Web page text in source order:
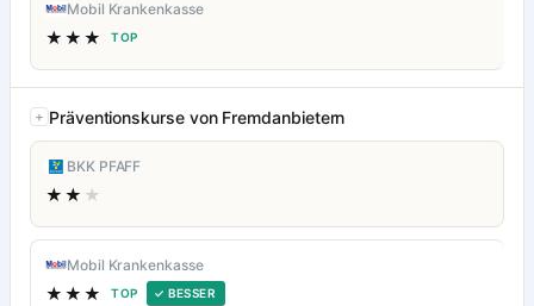
Mobil Krankenkasse
★★★ TOP
Präventionskurse von Fremdanbietern
BKK PFAFF
★★ ★
Mobil Krankenkasse
★★★ TOP ✓ BESSER